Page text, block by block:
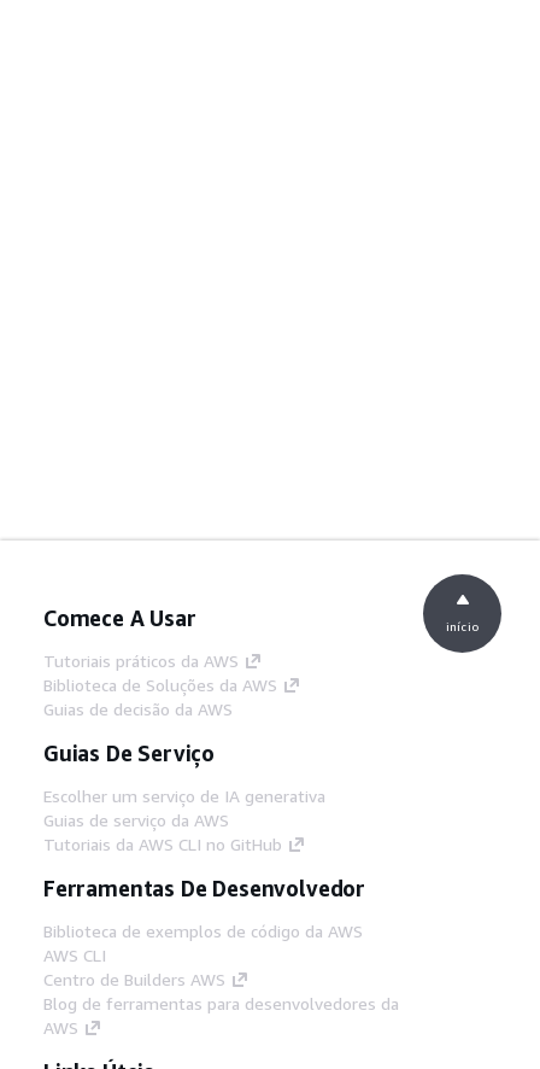
Comece A Usar
Tutoriais práticos da AWS
Biblioteca de Soluções da AWS
Guias de decisão da AWS
Guias De Serviço
Escolher um serviço de IA generativa
Guias de serviço da AWS
Tutoriais da AWS CLI no GitHub
Ferramentas De Desenvolvedor
Biblioteca de exemplos de código da AWS
AWS CLI
Centro de Builders AWS
Blog de ferramentas para desenvolvedores da
AWS
início